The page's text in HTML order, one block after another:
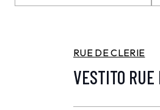
RUE DE CLERIE
VESTITO